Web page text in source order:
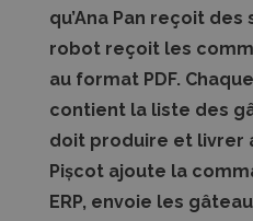
qu’Ana Pan reçoit
robot reçoit les
au format PDF.
contient la liste des
doit produire et livrer
Pișcot ajoute la
ERP, envoie les